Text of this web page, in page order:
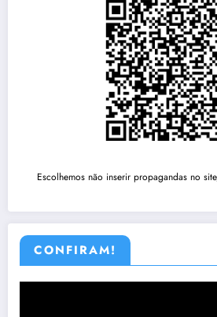
Escolhemos não inserir propagandas no
CONFIRAM!